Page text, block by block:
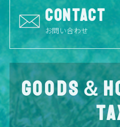
CONTACT
お問い合わせ
GOODS＆